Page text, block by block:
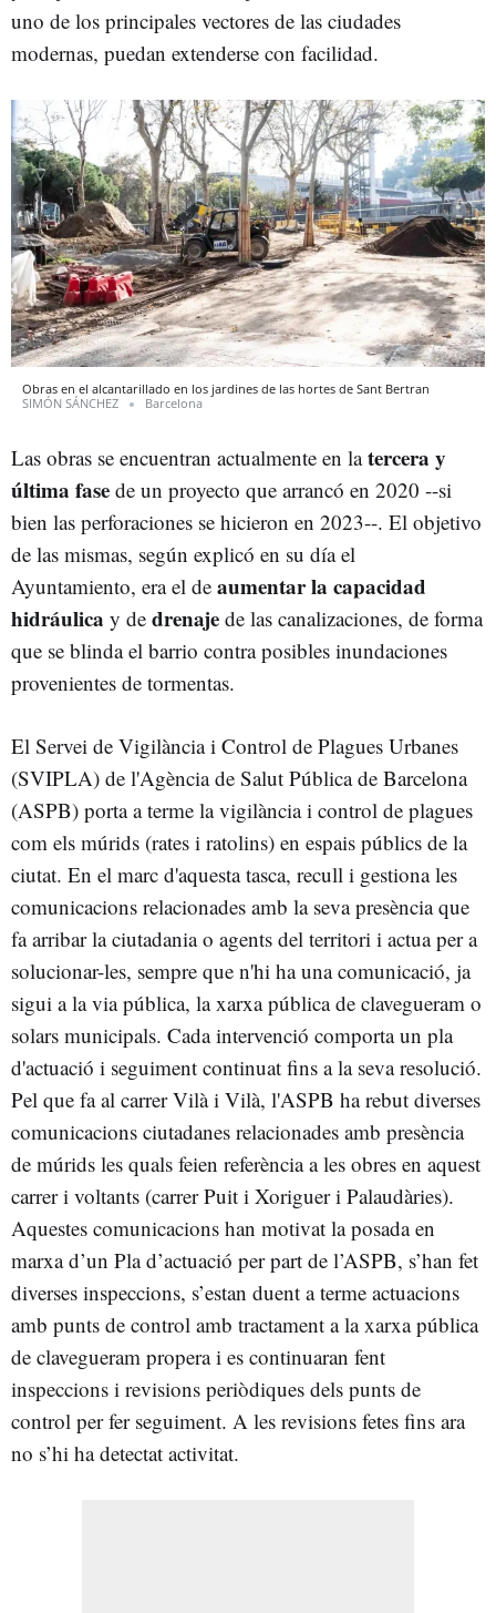
uno de los principales vectores de las ciudades
modernas, puedan extenderse con facilidad.
Obras en el alcantarillado en los jardines de las hortes de Sant Bertran
SIMÓN SÁNCHEZ
Barcelona
Las obras se encuentran actualmente en latercera y
última fase de un proyecto que arrancó en 2020 --si
bien las perforaciones se hicieron en 2023--. El objetivo
de las mismas, según explicó en su día el
Ayuntamiento, era el de aumentar la capacidad
hidráulica y de drenaje de las canalizaciones, de forma
que se blinda el barrio contra posibles inundaciones
provenientes de tormentas.
El Servei de Vigilància i Control de Plagues Urbanes
(SVIPLA) de l'Agència de Salut Pública de Barcelona
(ASPB) porta a terme la vigilància i control de plagues
com els múrids (rates i ratolins) en espais públics de la
ciutat. En el marc d'aquesta tasca, recull i gestiona les
comunicacions relacionades amb la seva presència que
fa arribar la ciutadania o agents del territori i actua per a
solucionar-les, sempre que n'hi ha una comunicació, ja
sigui a la via pública, la xarxa pública de clavegueram o
solars municipals. Cada intervenció comporta un pla
d'actuació i seguiment continuat fins a la seva resolució.
Pel que fa al carrer Vilà i Vilà, l'ASPB ha rebut diverses
comunicacions ciutadanes relacionades amb presència
de múrids les quals feien referència a les obres en aquest
carrer i voltants (carrer Puit i Xoriguer i Palaudàries).
Aquestes comunicacions han motivat la posada en
marxa d’un Pla d’actuació per part de l’ASPB, s’han fet
diverses inspeccions, s’estan duent a terme actuacions
amb punts de control amb tractament a la xarxa pública
de clavegueram propera i es continuaran fent
inspeccions i revisions periòdiques dels punts de
control per fer seguiment. A les revisions fetes fins ara
no s’hi ha detectat activitat.